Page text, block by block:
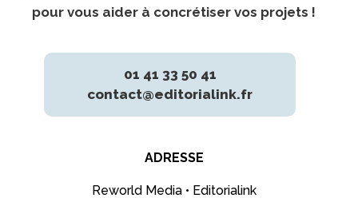
pour vous aider à concrétiser vos projets !
01 41 33 50 41
contact@editorialink.fr
ADRESSE
Reworld Media • Editorialink